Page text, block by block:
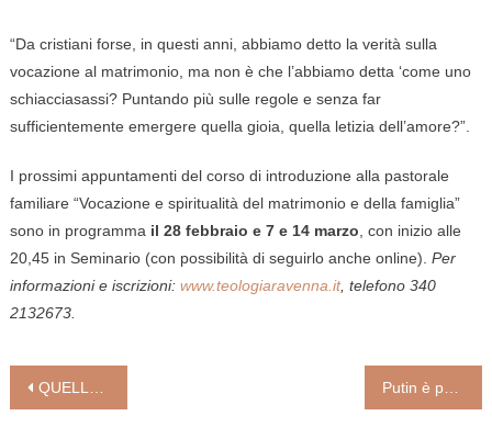
“Da cristiani forse, in questi anni, abbiamo detto la verità sulla
vocazione al matrimonio, ma non è che l’abbiamo detta ‘come uno
schiacciasassi? Puntando più sulle regole e senza far
sufficientemente emergere quella gioia, quella letizia dell’amore?”.
I prossimi appuntamenti del corso di introduzione alla pastorale
familiare “Vocazione e spiritualità del matrimonio e della famiglia”
sono in programma il 28 febbraio e 7 e 14 marzo , con inizio alle
20,45 in Seminario (con possibilità di seguirlo anche online). Per
informazioni e iscrizioni: www.teologiaravenna.it, telefono 340
2132673.
Navigazione
QUELLE CHIESE ORTODOSSE SENZA PACE Putin è pazzo? Come medico vorrei fare un po’ di chiarezza